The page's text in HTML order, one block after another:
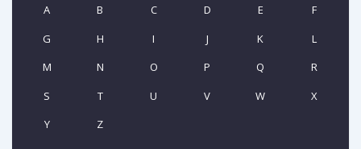
A B C D E
F
G
H I J K
L
M
N O P Q
R
S
T U V W
X
Y
Z